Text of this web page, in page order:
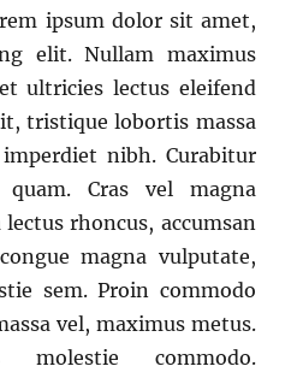
ipsum dolor sit amet,
elit. Nullam maximus
ultricies lectus eleifend
tristique lobortis massa
nibh. Curabitur
Cras vel magna
rhoncus, accumsan
magna vulputate,
sem. Proin commodo
vel, maximus metus.
molestie commodo.